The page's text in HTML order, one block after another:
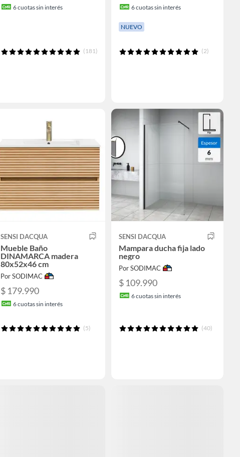
6cuotas sin interés
(181)
6cuotas sin interés
NUEVO
(2)
SENSI DACQUA
Mueble Baño
DINAMARCA madera
80x52x46 cm
Por SODIMAC
$ 179.990
6cuotas sin interés
(5)
SENSI DACQUA
Mampara ducha fija lado
negro
Por SODIMAC
$ 109.990
6cuotas sin interés
(40)